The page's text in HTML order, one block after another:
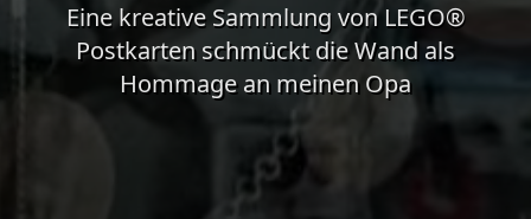
Eine kreative Sammlung von LEGO®
Postkarten schmückt die Wand als
Hommage an meinen Opa
Das Hintergrundvideo zeigt atmosphärische Bilder